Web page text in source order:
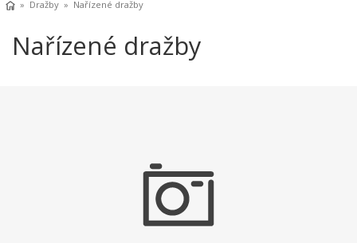
» Dražby » Nařízené dražby
Nařízené dražby